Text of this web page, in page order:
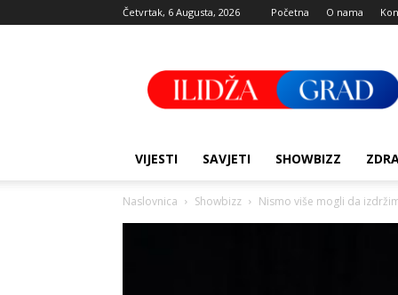
Četvrtak, 6 Augusta, 2026 Početna O nama
Grad
VIJESTI SAVJETI SHOWBIZZ
Naslovnica Showbizz Nismo više mogli da